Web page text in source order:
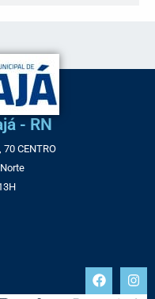
- RN
CENTRO